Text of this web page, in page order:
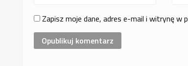
Zapisz moje dane, adres e-mail i witrynę w